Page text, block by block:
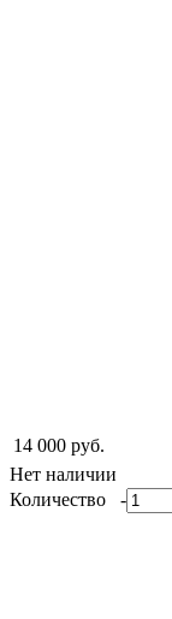
14 000 руб.
Нет наличии
Количество -